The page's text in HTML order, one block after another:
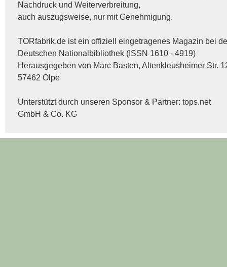
Nachdruck und Weiterverbreitung,
auch auszugsweise, nur mit Genehmigung.
TORfabrik.de ist ein offiziell eingetragenes Magazin bei
Deutschen Nationalbibliothek (ISSN 1610 - 4919)
Herausgegeben von Marc Basten, Altenkleusheimer Str.
57462 Olpe
Unterstützt durch unseren Sponsor & Partner: tops.net
GmbH & Co. KG